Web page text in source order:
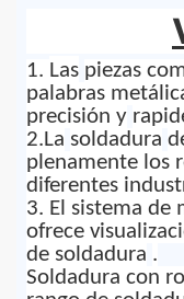
1. Las piezas
palabras
precisión y
2.La soldadura
plenamente los
diferentes
3. El sistema de
ofrece
de soldadura .
Soldadura con